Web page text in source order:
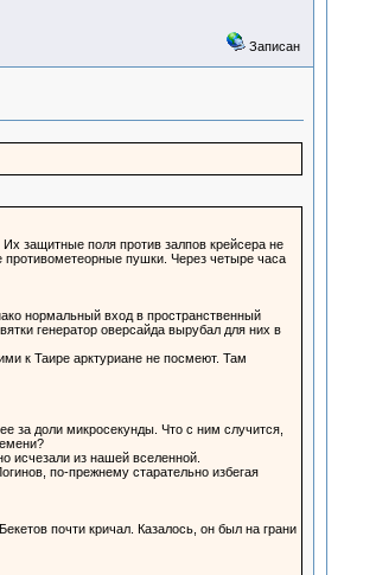
Записан
защитные поля против залпов крейсера не
противометеорные пушки. Через четыре часа
нормальный вход в пространственный
генератор оверсайда вырубал для них в
к Таире арктуриане не посмеют. Там
за доли микросекунды. Что с ним случится,
исчезали из нашей вселенной.
по-прежнему старательно избегая
почти кричал. Казалось, он был на грани